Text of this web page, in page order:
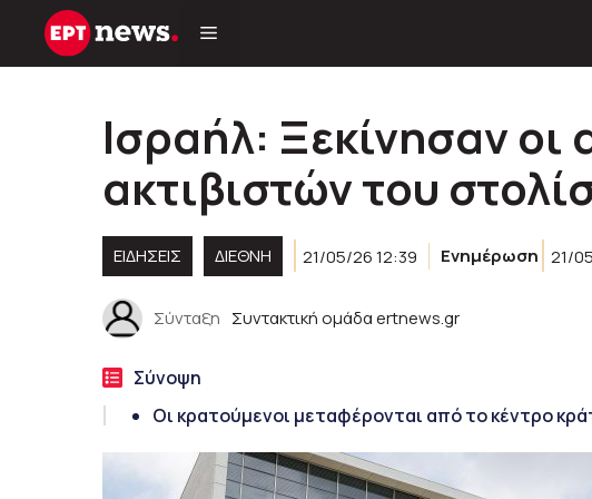
Μετάβαση
Ισραήλ: Ξεκίνησαν οι
ακτιβιστών του
ΕΙΔΗΣΕΙΣ ΔΙΕΘΝΗ 21/05/26 12:39 Ενημέρωση 21/
Σύνταξη Συντακτική ομάδα ertnews.gr
Σύνοψη
Οι κρατούμενοι μεταφέρονται από το κέντρο